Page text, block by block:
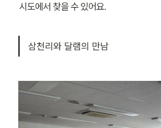
시도에서 찾을 수 있어요.
삼천리와 달램의 만남